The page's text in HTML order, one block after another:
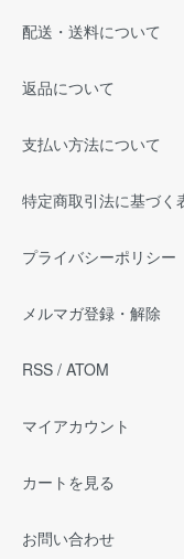
配送・送料について
返品について
支払い方法について
特定商取引法に基づく
プライバシーポリシー
メルマガ登録・解除
RSS / ATOM
マイアカウント
カートを見る
お問い合わせ